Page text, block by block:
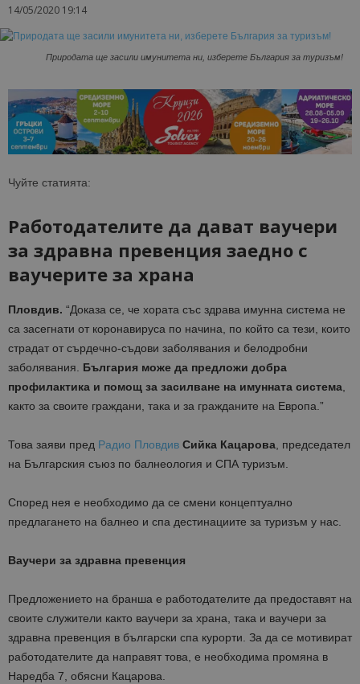
14/05/2020 19:14
Природата ще засили имунитета ни, изберете България за туризъм!
Чуйте статията:
Работодателите да дават ваучери
за здравна превенция заедно с
ваучерите за храна
Пловдив. “Доказа се, че хората със здрава имунна система не
са засегнати от коронавируса по начина, по който са тези, които
страдат от сърдечно-съдови заболявания и белодробни
заболявания. България може да предложи добра
профилактика и помощ за засилване на имунната система,
както за своите граждани, така и за гражданите на Европа.”
Това заяви пред Радио Пловдив Сийка Кацарова, председател
на Българския съюз по балнеология и СПА туризъм.
Според нея е необходимо да се смени концептуално
предлагането на балнео и спа дестинациите за туризъм у нас.
Ваучери за здравна превенция
Предложението на бранша е работодателите да предоставят на
своите служители както ваучери за храна, така и ваучери за
здравна превенция в български спа курорти. За да се мотивират
работодателите да направят това, е необходима промяна в
Наредба 7, обясни Кацарова.